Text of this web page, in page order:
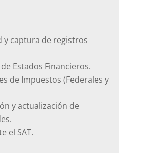
y captura de registros
Estados Financieros.
de Impuestos (Federales y
y actualización de
el SAT.